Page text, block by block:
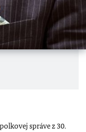
správe z 30.